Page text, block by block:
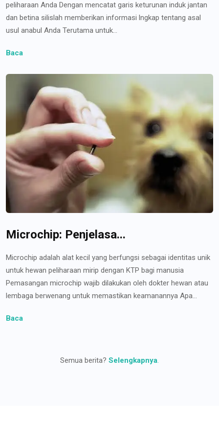
peliharaan Anda Dengan mencatat garis keturunan induk jantan
dan betina silislah memberikan informasi lngkap tentang asal
usul anabul Anda Terutama untuk...
Baca
Microchip: Penjelasa...
Microchip adalah alat kecil yang berfungsi sebagai identitas unik
untuk hewan peliharaan mirip dengan KTP bagi manusia
Pemasangan microchip wajib dilakukan oleh dokter hewan atau
lembaga berwenang untuk memastikan keamanannya Apa...
Baca
Semua berita? Selengkapnya